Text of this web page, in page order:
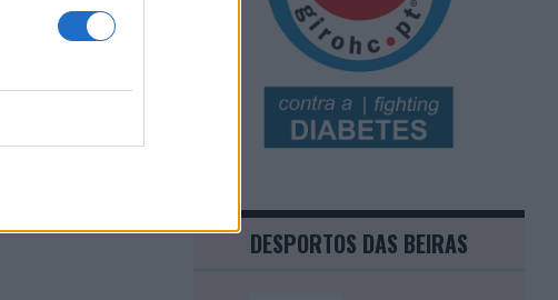
DESPORTOS DAS BEIRAS